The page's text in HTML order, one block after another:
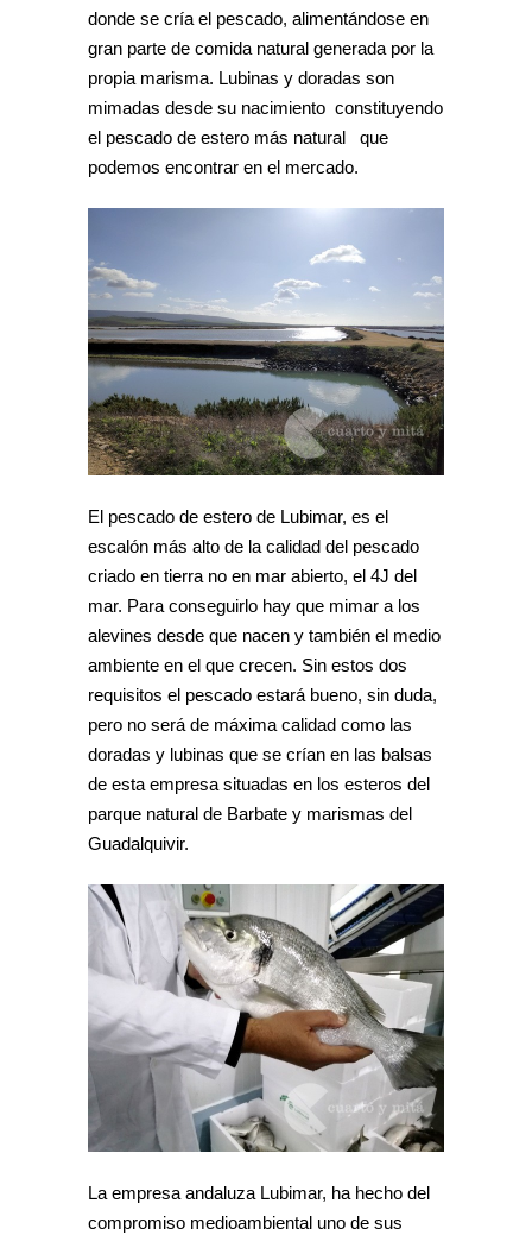
donde se cría el pescado, alimentándose en
gran parte de comida natural generada por la
propia marisma. Lubinas y doradas son
mimadas desde su nacimiento constituyendo
el pescado de estero más natural que
podemos encontrar en el mercado.
El pescado de estero de Lubimar, es el
escalón más alto de la calidad del pescado
criado en tierra no en mar abierto, el 4J del
mar. Para conseguirlo hay que mimar a los
alevines desde que nacen y también el medio
ambiente en el que crecen. Sin estos dos
requisitos el pescado estará bueno, sin duda,
pero no será de máxima calidad como las
doradas y lubinas que se crían en las balsas
de esta empresa situadas en los esteros del
parque natural de Barbate y marismas del
Guadalquivir.
La empresa andaluza Lubimar, ha hecho del
compromiso medioambiental uno de sus